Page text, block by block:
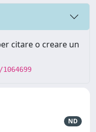
citare o creare un
ND